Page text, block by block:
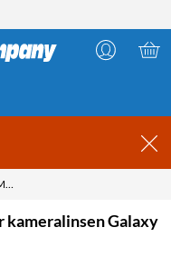
LINOCELL ELITE EXTREME SKYDD FÖR KAMERALINSEN GALAXY S24 PLUS
kameralinsen Galaxy